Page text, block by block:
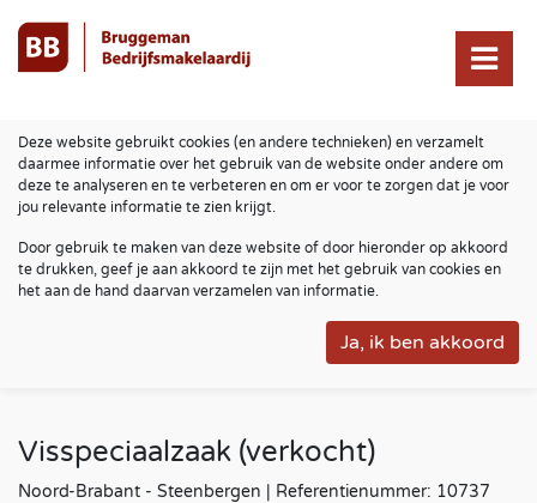
Deze website gebruikt cookies (en andere technieken) en verzamelt
daarmee informatie over het gebruik van de website onder andere om
deze te analyseren en te verbeteren en om er voor te zorgen dat je voor
jou relevante informatie te zien krijgt.
Door gebruik te maken van deze website of door hieronder op akkoord
te drukken, geef je aan akkoord te zijn met het gebruik van cookies en
het aan de hand daarvan verzamelen van informatie.
Visspeciaalzaak (verkocht)
Noord-Brabant - Steenbergen | Referentienummer: 10737